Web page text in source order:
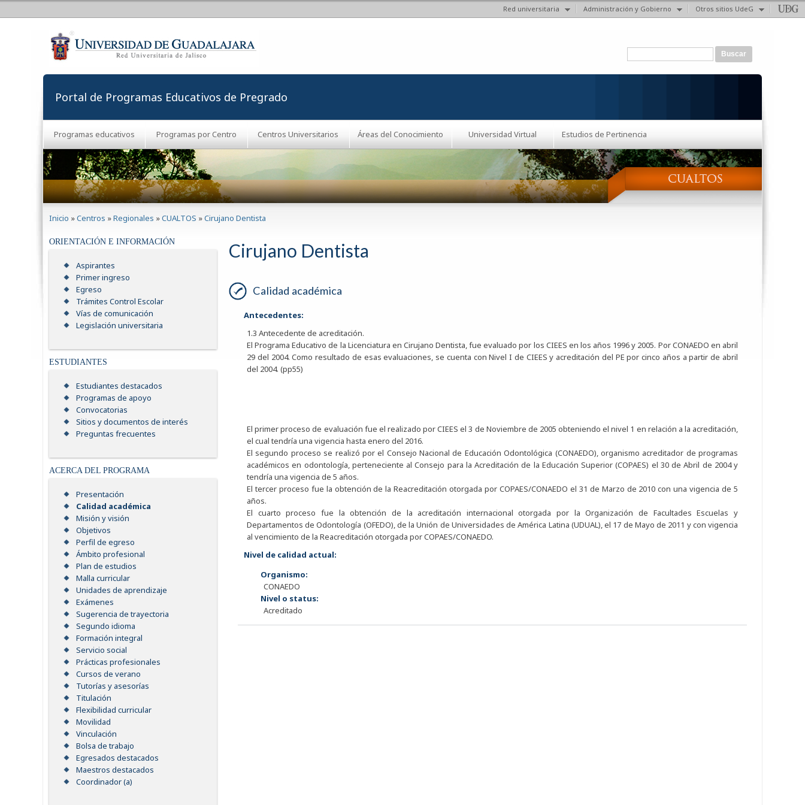
Red universitaria Administración y Gobierno Otros sitios UdeG
Formulario de búsqueda
Portal de Programas Educativos de Pregrado
Programas educativos Programas por Centro Centros Universitarios Áreas del Conocimiento Universidad Virtual Estudios de Pertinencia
Inicio »Centros »Regionales »CUALTOS »Cirujano Dentista
ORIENTACIÓN E INFORMACIÓN
Aspirantes
Primer ingreso
Egreso
Trámites Control Escolar
Vías de comunicación
Legislación universitaria
ESTUDIANTES
Estudiantes destacados
Programas de apoyo
Convocatorias
Sitios y documentos de interés
Preguntas frecuentes
ACERCA DEL PROGRAMA
Presentación
Calidad académica
Misión y visión
Objetivos
Perfil de egreso
Ámbito profesional
Plan de estudios
Malla curricular
Unidades de aprendizaje
Exámenes
Sugerencia de trayectoria
Segundo idioma
Formación integral
Servicio social
Prácticas profesionales
Cursos de verano
Tutorías y asesorías
Titulación
Flexibilidad curricular
Movilidad
Vinculación
Bolsa de trabajo
Egresados destacados
Maestros destacados
Coordinador (a)
Cirujano Dentista
Calidad académica
Antecedentes:
1.3 Antecedente de acreditación.
El Programa Educativo de la Licenciatura en Cirujano Dentista, fue evaluado por los CIEES en los años 1996 y 2005. Por CONAEDO en abril
29 del 2004. Como resultado de esas evaluaciones, se cuenta con Nivel I de CIEES y acreditación del PE por cinco años a partir de abril
del 2004. (pp55)
El primer proceso de evaluación fue el realizado por CIEES el 3 de Noviembre de 2005 obteniendo el nivel 1 en relación a la acreditación,
el cual tendría una vigencia hasta enero del 2016.
El segundo proceso se realizó por el Consejo Nacional de Educación Odontológica (CONAEDO), organismo acreditador de programas
académicos en odontología, perteneciente al Consejo para la Acreditación de la Educación Superior (COPAES) el 30 de Abril de 2004 y
tendría una vigencia de 5 años.
El tercer proceso fue la obtención de la Reacreditación otorgada por COPAES/CONAEDO el 31 de Marzo de 2010 con una vigencia de 5
años.
El cuarto proceso fue la obtención de la acreditación internacional otorgada por la Organización de Facultades Escuelas y
Departamentos de Odontología (OFEDO), de la Unión de Universidades de América Latina (UDUAL), el 17 de Mayo de 2011 y con vigencia
al vencimiento de la Reacreditación otorgada por COPAES/CONAEDO.
Nivel de calidad actual:
Organismo:
CONAEDO
Nivel o status:
Acreditado